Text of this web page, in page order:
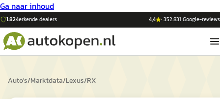
Ga naar inhoud
1.824erkende dealers 4,4 ·352.831 Google-reviews
Auto's/Marktdata/Lexus/RX